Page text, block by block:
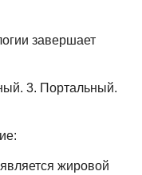
завершает
3. Портальный.
жировой